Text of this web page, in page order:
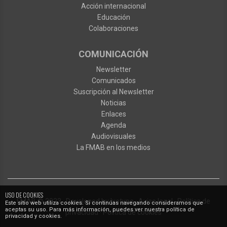
USO DE COOKIES
Este sitio web utiliza cookies. Si continúas navegando consideramos que
aceptas su uso. Para más información, puedes ver nuestra política de
privacidad y cookies.
Acción internacional
Educación
Colaboraciones
COMUNICACIÓN
Newsletter
Comunicados
Suscripción al Newsletter
Noticias
Enlaces
Agenda
Audiovisuales
La FMAB en los medios
FMAB© 2023·Developed byIxotype·Aviso legal·Política de
privacidad·Política de cookies